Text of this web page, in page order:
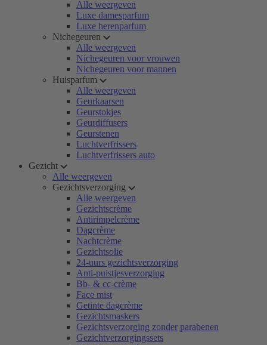
Alle weergeven
Luxe damesparfum
Luxe herenparfum
Nichegeuren
Alle weergeven
Nichegeuren voor vrouwen
Nichegeuren voor mannen
Huisparfum
Alle weergeven
Geurkaarsen
Geurstokjes
Geurdiffusers
Geurstenen
Luchtverfrissers
Luchtverfrissers auto
Gezicht
Alle weergeven
Gezichtsverzorging
Alle weergeven
Gezichtscrème
Antirimpelcrème
Dagcrème
Nachtcrème
Gezichtsolie
24-uurs gezichtsverzorging
Anti-puistjesverzorging
Bb- & cc-crème
Face mist
Getinte dagcrème
Gezichtsmaskers
Gezichtsverzorging zonder parabenen
Gezichtverzorgingssets